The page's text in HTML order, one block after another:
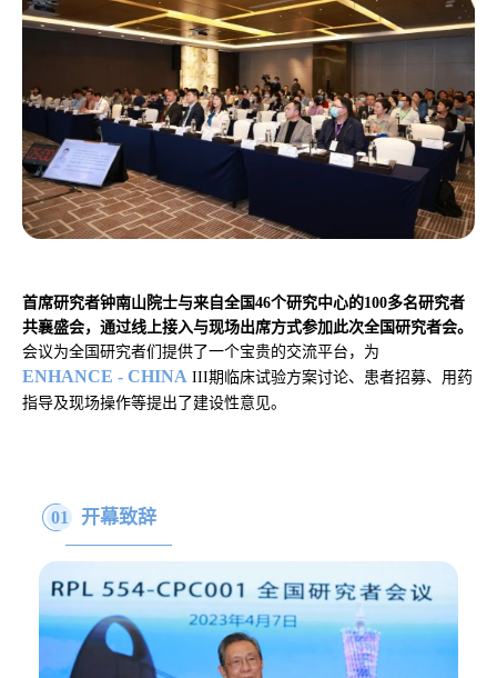
首席研究者钟南山院士与来自全国46个研究中心的100多名研究者
共襄盛会，通过线上接入与现场出席方式参加此次全国研究者会。
会议为全国研究者们提供了一个宝贵的交流平台， 为
ENHANCE - CHINA III期临床试验方案讨论、患者招募、用药
指导及现场操作等提出了建设性意见。
01 开幕致辞